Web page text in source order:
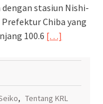
dengan stasiun Nishi-
Prefektur Chiba yang
100.6 […]
, Tentang KRL